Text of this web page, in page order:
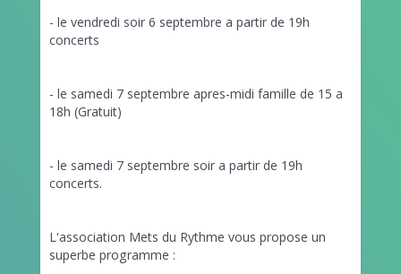
- le vendredi soir 6 septembre a partir de 19h
concerts
- le samedi 7 septembre apres-midi famille de 15 a
18h (Gratuit)
- le samedi 7 septembre soir a partir de 19h
concerts.
L'association Mets du Rythme vous propose un
superbe programme :